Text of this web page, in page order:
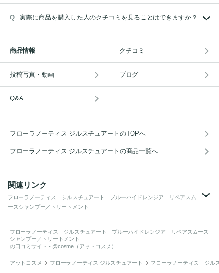
実際に商品を購入した人のクチコミを見ることはできますか？
商品情報 クチコミ
投稿写真・動画 ブログ
Q&A
フローラノーティス ジルスチュアートのTOPへ
フローラノーティス ジルスチュアートの商品一覧へ
関連リンク
フローラノーティス ジルスチュアート ブルーハイドレンジア リペアスム
ースシャンプー／トリートメント
フローラノーティス ジルスチュアート ブルーハイドレンジア リペアスムース
シャンプー／トリートメント
の口コミサイト - @cosme（アットコスメ）
アットコスメ フローラノーティス ジルスチュアート フローラノーティス ジル